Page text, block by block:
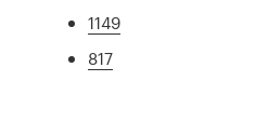
1149
817